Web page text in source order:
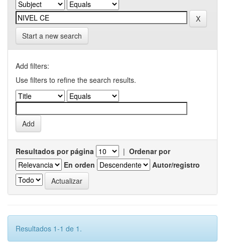
Start a new search
Add filters:
Use filters to refine the search results.
Resultados por página | Ordenar por
En orden
Autor/registro
Resultados 1-1 de 1.